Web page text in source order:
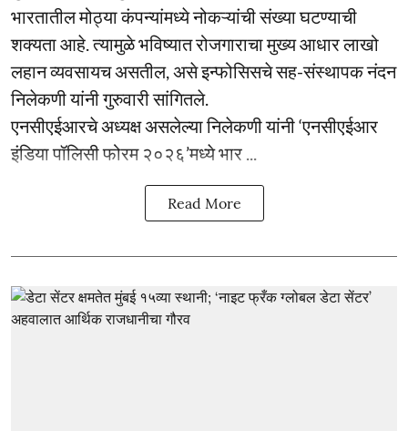
भारतातील मोठ्या कंपन्यांमध्ये नोकऱ्यांची संख्या घटण्याची
शक्यता आहे. त्यामुळे भविष्यात रोजगाराचा मुख्य आधार लाखो
लहान व्यवसायच असतील, असे इन्फोसिसचे सह-संस्थापक नंदन
निलेकणी यांनी गुरुवारी सांगितले.
एनसीएईआरचे अध्यक्ष असलेल्या निलेकणी यांनी ‘एनसीएईआर
इंडिया पॉलिसी फोरम २०२६’मध्ये भार ...
Read More